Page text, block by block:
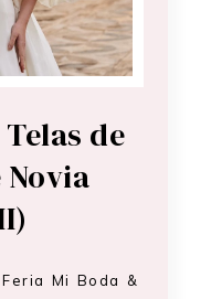
de
Novia
Mi Boda &